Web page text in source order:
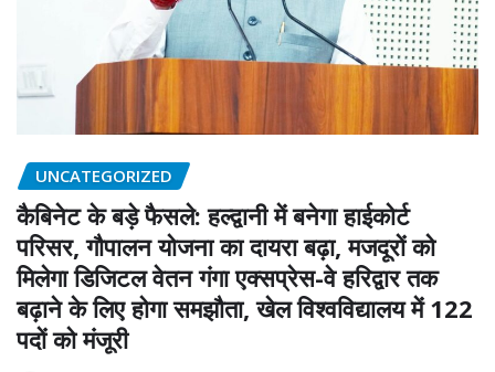
UNCATEGORIZED
कैबिनेट के बड़े फैसले: हल्द्वानी में बनेगा हाईकोर्ट
परिसर, गौपालन योजना का दायरा बढ़ा, मजदूरों को
मिलेगा डिजिटल वेतन गंगा एक्सप्रेस-वे हरिद्वार तक
बढ़ाने के लिए होगा समझौता, खेल विश्वविद्यालय में 122
पदों को मंजूरी